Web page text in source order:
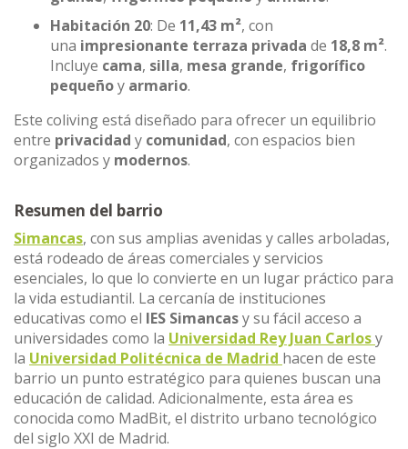
Habitación 20: De 11,43 m², con
una impresionante terraza privada de 18,8 m².
Incluye cama, silla, mesa grande, frigorífico
pequeñoy armario.
Este coliving está diseñado para ofrecer un equilibrio
entre privacidad y comunidad, con espacios bien
organizados y modernos.
Resumen del barrio
Simancas, con sus amplias avenidas y calles arboladas,
está rodeado de áreas comerciales y servicios
esenciales, lo que lo convierte en un lugar práctico para
la vida estudiantil. La cercanía de instituciones
educativas como el IES Simancasy su fácil acceso a
universidades como la Universidad Rey Juan Carlosy
la Universidad Politécnica de Madrid hacen de este
barrio un punto estratégico para quienes buscan una
educación de calidad. Adicionalmente, esta área es
conocida como MadBit, el distrito urbano tecnológico
del siglo XXI de Madrid.